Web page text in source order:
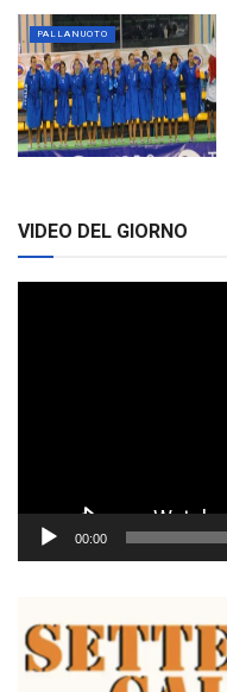
PALLANUOTO
VIDEO DEL GIORNO
00:00